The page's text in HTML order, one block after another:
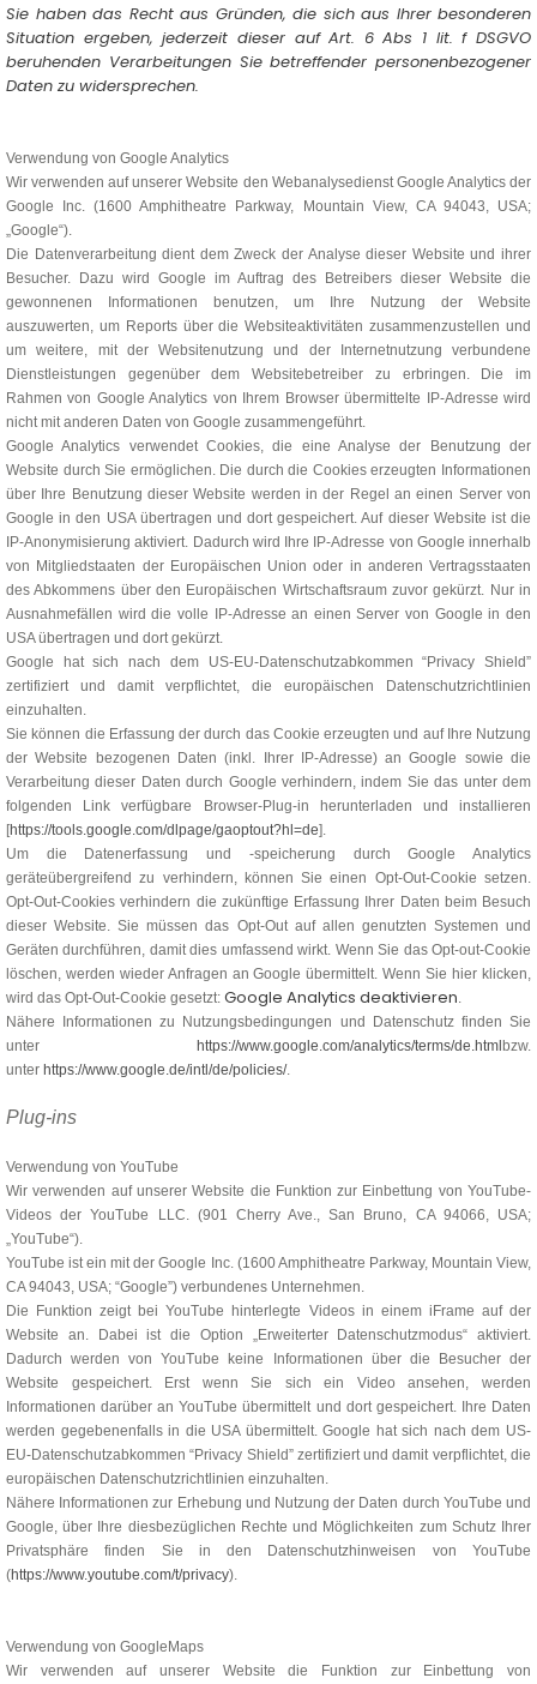
Sie haben das Recht aus Gründen, die sich aus Ihrer besonderen
Situation ergeben, jederzeit dieser auf Art. 6 Abs 1 lit. f DSGVO
beruhenden Verarbeitungen Sie betreffender personenbezogener
Daten zu widersprechen.
Verwendung von Google Analytics
Wir verwenden auf unserer Website den Webanalysedienst Google Analytics der
Google Inc. (1600 Amphitheatre Parkway, Mountain View, CA 94043, USA;
„Google“).
Die Datenverarbeitung dient dem Zweck der Analyse dieser Website und ihrer
Besucher. Dazu wird Google im Auftrag des Betreibers dieser Website die
gewonnenen Informationen benutzen, um Ihre Nutzung der Website
auszuwerten, um Reports über die Websiteaktivitäten zusammenzustellen und
um weitere, mit der Websitenutzung und der Internetnutzung verbundene
Dienstleistungen gegenüber dem Websitebetreiber zu erbringen. Die im
Rahmen von Google Analytics von Ihrem Browser übermittelte IP-Adresse wird
nicht mit anderen Daten von Google zusammengeführt.
Google Analytics verwendet Cookies, die eine Analyse der Benutzung der
Website durch Sie ermöglichen. Die durch die Cookies erzeugten Informationen
über Ihre Benutzung dieser Website werden in der Regel an einen Server von
Google in den USA übertragen und dort gespeichert. Auf dieser Website ist die
IP-Anonymisierung aktiviert. Dadurch wird Ihre IP-Adresse von Google innerhalb
von Mitgliedstaaten der Europäischen Union oder in anderen Vertragsstaaten
des Abkommens über den Europäischen Wirtschaftsraum zuvor gekürzt. Nur in
Ausnahmefällen wird die volle IP-Adresse an einen Server von Google in den
USA übertragen und dort gekürzt.
Google hat sich nach dem US-EU-Datenschutzabkommen “Privacy Shield”
zertifiziert und damit verpflichtet, die europäischen Datenschutzrichtlinien
einzuhalten.
Sie können die Erfassung der durch das Cookie erzeugten und auf Ihre Nutzung
der Website bezogenen Daten (inkl. Ihrer IP-Adresse) an Google sowie die
Verarbeitung dieser Daten durch Google verhindern, indem Sie das unter dem
folgenden Link verfügbare Browser-Plug-in herunterladen und installieren
[https://tools.google.com/dlpage/gaoptout?hl=de].
Um die Datenerfassung und -speicherung durch Google Analytics
geräteübergreifend zu verhindern, können Sie einen Opt-Out-Cookie setzen.
Opt-Out-Cookies verhindern die zukünftige Erfassung Ihrer Daten beim Besuch
dieser Website. Sie müssen das Opt-Out auf allen genutzten Systemen und
Geräten durchführen, damit dies umfassend wirkt. Wenn Sie das Opt-out-Cookie
löschen, werden wieder Anfragen an Google übermittelt. Wenn Sie hier klicken,
wird das Opt-Out-Cookie gesetzt: Google Analytics deaktivieren
Nähere Informationen zu Nutzungsbedingungen und Datenschutz finden Sie
unter https://www.google.com/analytics/terms/de.htmlbzw.
unter https://www.google.de/intl/de/policies/.
Plug-ins
Verwendung von YouTube
Wir verwenden auf unserer Website die Funktion zur Einbettung von YouTube-
Videos der YouTube LLC. (901 Cherry Ave., San Bruno, CA 94066, USA;
„YouTube“).
YouTube ist ein mit der Google Inc. (1600 Amphitheatre Parkway, Mountain View,
CA 94043, USA; “Google”) verbundenes Unternehmen.
Die Funktion zeigt bei YouTube hinterlegte Videos in einem iFrame auf der
Website an. Dabei ist die Option „Erweiterter Datenschutzmodus“ aktiviert.
Dadurch werden von YouTube keine Informationen über die Besucher der
Website gespeichert. Erst wenn Sie sich ein Video ansehen, werden
Informationen darüber an YouTube übermittelt und dort gespeichert. Ihre Daten
werden gegebenenfalls in die USA übermittelt. Google hat sich nach dem US-
EU-Datenschutzabkommen “Privacy Shield” zertifiziert und damit verpflichtet, die
europäischen Datenschutzrichtlinien einzuhalten.
Nähere Informationen zur Erhebung und Nutzung der Daten durch YouTube und
Google, über Ihre diesbezüglichen Rechte und Möglichkeiten zum Schutz Ihrer
Privatsphäre finden Sie in den Datenschutzhinweisen von YouTube
(https://www.youtube.com/t/privacy).
Verwendung von GoogleMaps
Wir verwenden auf unserer Website die Funktion zur Einbettung von